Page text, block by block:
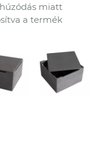
miatt
a termék